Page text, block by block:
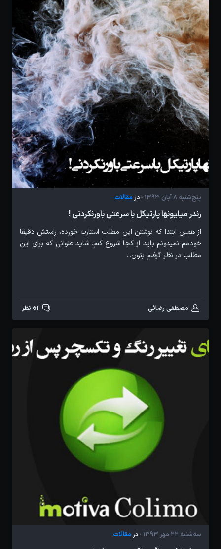
پنج‌شنبه 8 آبان 1393 - در مقالات
رندر میلیونها پارتیکل با سرعتی باورنکردنی !
از همین ابتدا که نوشتن این مطلب استارت خورده، راستش دقیقا
خودمم نمیدونم باید از کجا شروع کنم. شاید عنوانی که برای این
مطلب در نظر گرفتم بتون...
مصطفی رضائی 61 نظر
سه‌شنبه 22 مهر 1393 - در مقالات